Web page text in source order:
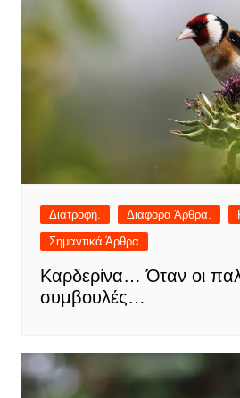
Διατροφή. Διαφορα Άρθρα.
Σημαντικά Άρθρα
Καρδερίνα… Όταν οι
συμβουλές…